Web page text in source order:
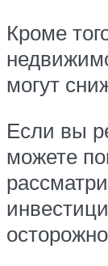
Кроме
могут
Если вы
можете